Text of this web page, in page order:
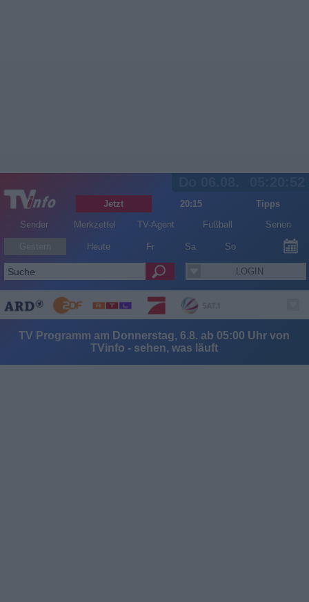
Jetzt 20:15
Tipps
Sender
Merkzettel TV-Agent Fußball Serien
Heute Fr Sa So
LOGIN
TV Programm am Donnerstag, 6.8. ab 05:00 Uhr von
TVinfo - sehen, was läuft